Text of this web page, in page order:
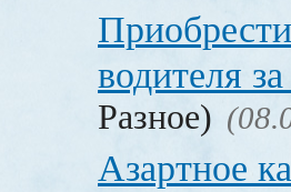
водителя
Разное)
Азартное